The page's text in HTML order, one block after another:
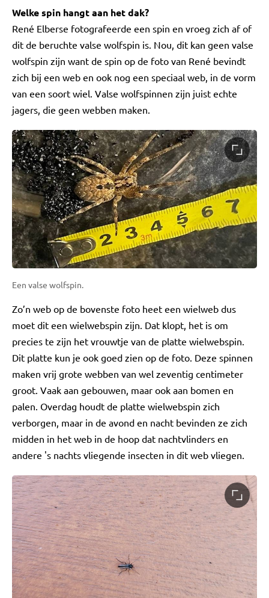
Welke spin hangt aan het dak?
René Elberse fotografeerde een spin en vroeg zich af of
dit de beruchte valse wolfspin is. Nou, dit kan geen valse
wolfspin zijn want de spin op de foto van René bevindt
zich bij een web en ook nog een speciaal web, in de vorm
van een soort wiel. Valse wolfspinnen zijn juist echte
jagers, die geen webben maken.
Een valse wolfspin.
Zo’n web op de bovenste foto heet een wielweb dus
moet dit een wielwebspin zijn. Dat klopt, het is om
precies te zijn het vrouwtje van de platte wielwebspin.
Dit platte kun je ook goed zien op de foto. Deze spinnen
maken vrij grote webben van wel zeventig centimeter
groot. Vaak aan gebouwen, maar ook aan bomen en
palen. Overdag houdt de platte wielwebspin zich
verborgen, maar in de avond en nacht bevinden ze zich
midden in het web in de hoop dat nachtvlinders en
andere 's nachts vliegende insecten in dit web vliegen.